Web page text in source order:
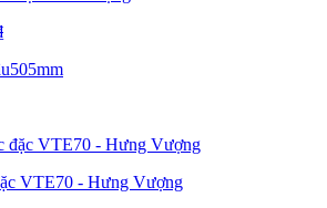
VTE70 - Hưng Vượng